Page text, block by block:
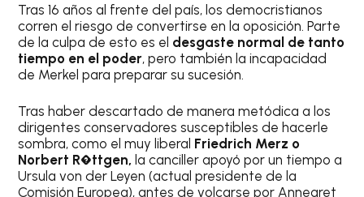
Tras 16 años al frente del país, los democristianos
corren el riesgo de convertirse en la oposición. Parte
de la culpa de esto es el desgaste normal de tanto
tiempo en el poder, pero también la incapacidad
de Merkel para preparar su sucesión.
Tras haber descartado de manera metódica a los
dirigentes conservadores susceptibles de hacerle
sombra, como el muy liberal Friedrich Merz o
Norbert R�ttgen, la canciller apoyó por un tiempo a
Ursula von der Leyen (actual presidente de la
Comisión Europea), antes de volcarse por Annegret